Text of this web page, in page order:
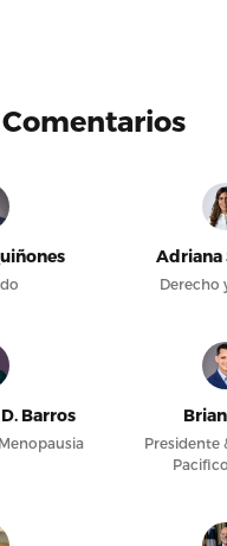
Adriana
Derecho
Barros
Presidente